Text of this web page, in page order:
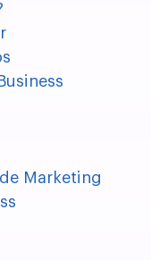
Marketing